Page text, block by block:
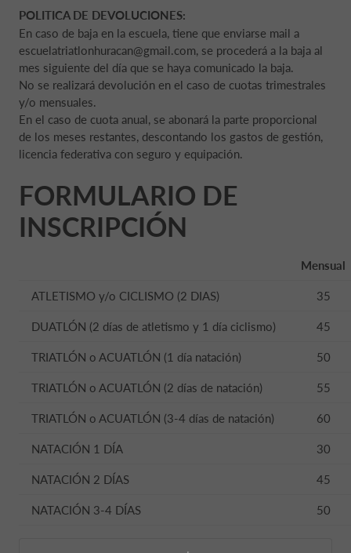
POLITICA DE DEVOLUCIONES:
En caso de baja en la escuela, tiene que enviarse mail a
escuelatriatlonhuracan@gmail.com, se procederá a la baja al
mes siguiente del día que se haya comunicado la baja.
No se realizará devolución en el caso de cuotas trimestrales
y/o mensuales.
En el caso de cuota anual, se abonará la parte proporcional
de los meses restantes, descontando los gastos de gestión,
licencia federativa con seguro y equipación.
FORMULARIO DE
INSCRIPCIÓN
Mensual
ATLETISMO y/o CICLISMO (2 DIAS) 35
DUATLÓN (2 días de atletismo y 1 día ciclismo) 45
TRIATLÓN o ACUATLÓN (1 día natación) 50
TRIATLÓN o ACUATLÓN (2 días de natación) 55
TRIATLÓN o ACUATLÓN (3-4 días de natación) 60
NATACIÓN 1 DÍA 30
NATACIÓN 2 DÍAS 45
NATACIÓN 3-4 DÍAS 50